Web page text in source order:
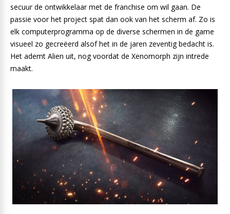
secuur de ontwikkelaar met de franchise om wil gaan. De
passie voor het project spat dan ook van het scherm af. Zo is
elk computerprogramma op de diverse schermen in de game
visueel zo gecreëerd alsof het in de jaren zeventig bedacht is.
Het ademt Alien uit, nog voordat de Xenomorph zijn intrede
maakt.